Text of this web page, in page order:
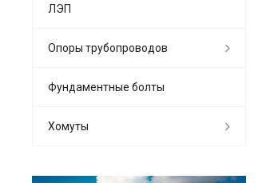
ЛЭП
Опоры трубопроводов
Фундаментные болты
Хомуты